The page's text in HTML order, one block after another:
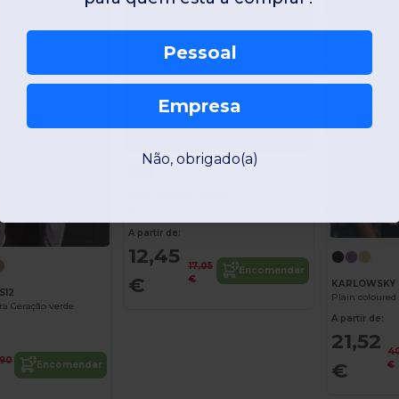
Geração verde
Encomendar
A partir de:
12,45
€
17,05
€
Encomendar
KARLOWSKY
A partir de:
21,52
€
€
Pessoal
Empresa
Não, obrigado(a)